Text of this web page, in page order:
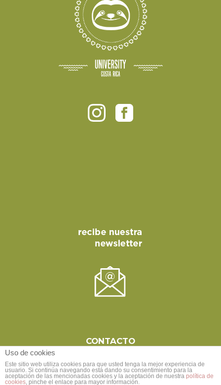
CONTACTO
Uso de cookies
Este sitio web utiliza cookies para que usted tenga la mejor experiencia de
usuario. Si continúa navegando está dando su consentimiento para la
aceptación de las mencionadas cookies y la aceptación de nuestra política de
cookies, pinche el enlace para mayor información.